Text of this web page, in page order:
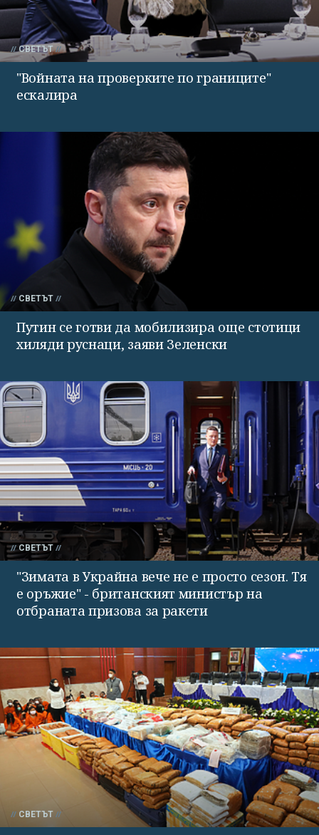
СВЕТЪТ
"Войната на проверките по границите"
ескалира
СВЕТЪТ
Путин се готви да мобилизира още стотици
хиляди руснаци, заяви Зеленски
СВЕТЪТ
"Зимата в Украйна вече не е просто сезон. Тя
е оръжие" - британският министър на
отбраната призова за ракети
СВЕТЪТ